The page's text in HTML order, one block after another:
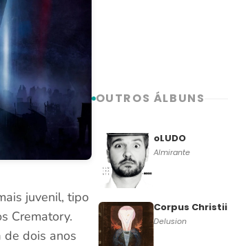
juvenil, tipo
Crematory.
de dois anos
OUTROS ÁLBUNS
oLUDO
Almirante
Corpus Christii
Delusion